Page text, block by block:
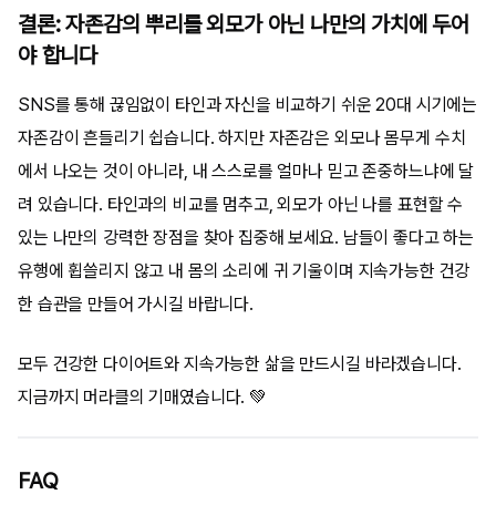
결론: 자존감의 뿌리를 외모가 아닌 나만의 가치에 두어
야 합니다
SNS를 통해 끊임없이 타인과 자신을 비교하기 쉬운 20대 시기에는
자존감이 흔들리기 쉽습니다. 하지만 자존감은 외모나 몸무게 수치
에서 나오는 것이 아니라, 내 스스로를 얼마나 믿고 존중하느냐에 달
려 있습니다. 타인과의 비교를 멈추고, 외모가 아닌 나를 표현할 수
있는 나만의 강력한 장점을 찾아 집중해 보세요. 남들이 좋다고 하는
유행에 휩쓸리지 않고 내 몸의 소리에 귀 기울이며 지속가능한 건강
한 습관을 만들어 가시길 바랍니다.
모두 건강한 다이어트와 지속가능한 삶을 만드시길 바라겠습니다.
지금까지 머라클의 기매였습니다. 💚
FAQ